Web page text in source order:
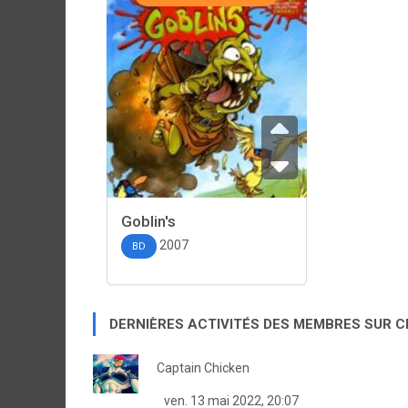
Goblin's
BD 2007
DERNIÈRES ACTIVITÉS DES MEMBRES SUR
Captain Chicken
ven. 13 mai 2022, 20:07